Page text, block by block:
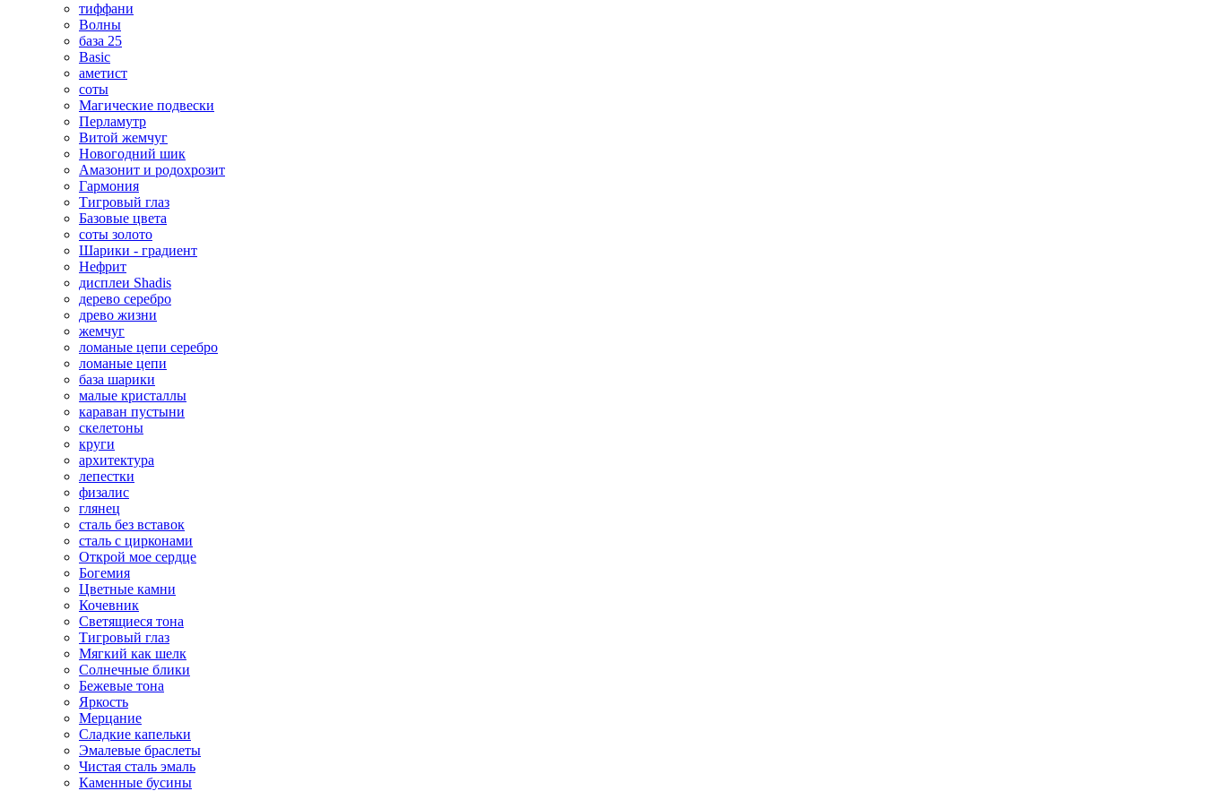
тиффани
Волны
база 25
Basic
аметист
соты
Магические подвески
Перламутр
Витой жемчуг
Новогодний шик
Амазонит и родохрозит
Гармония
Тигровый глаз
Базовые цвета
соты золото
Шарики - градиент
Нефрит
дисплеи Shadis
дерево серебро
древо жизни
жемчуг
ломаные цепи серебро
ломаные цепи
база шарики
малые кристаллы
караван пустыни
скелетоны
круги
архитектура
лепестки
физалис
глянец
сталь без вставок
сталь с цирконами
Открой мое сердце
Богемия
Цветные камни
Кочевник
Светящиеся тона
Тигровый глаз
Мягкий как шелк
Солнечные блики
Бежевые тона
Яркость
Мерцание
Сладкие капельки
Эмалевые браслеты
Чистая сталь эмаль
Каменные бусины